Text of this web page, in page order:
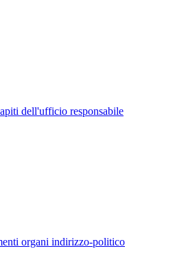
dell'ufficio responsabile
organi indirizzo-politico